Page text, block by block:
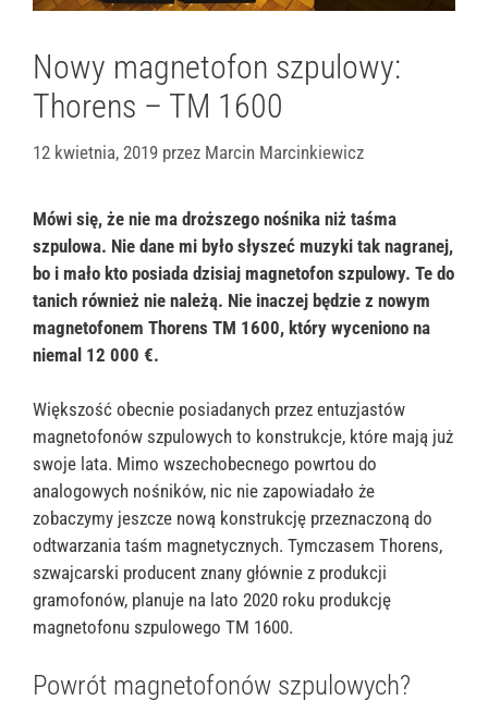
Nowy magnetofon szpulowy:
Thorens – TM 1600
12 kwietnia, 2019 przez Marcin Marcinkiewicz
Mówi się, że nie ma droższego nośnika niż taśma
szpulowa. Nie dane mi było słyszeć muzyki tak nagranej,
bo i mało kto posiada dzisiaj magnetofon szpulowy. Te do
tanich również nie należą. Nie inaczej będzie z nowym
magnetofonem Thorens TM 1600, który wyceniono na
niemal 12 000 €.
Większość obecnie posiadanych przez entuzjastów
magnetofonów szpulowych to konstrukcje, które mają już
swoje lata. Mimo wszechobecnego powrtou do
analogowych nośników, nic nie zapowiadało że
zobaczymy jeszcze nową konstrukcję przeznaczoną do
odtwarzania taśm magnetycznych. Tymczasem Thorens,
szwajcarski producent znany głównie z produkcji
gramofonów, planuje na lato 2020 roku produkcję
magnetofonu szpulowego TM 1600.
Powrót magnetofonów szpulowych?